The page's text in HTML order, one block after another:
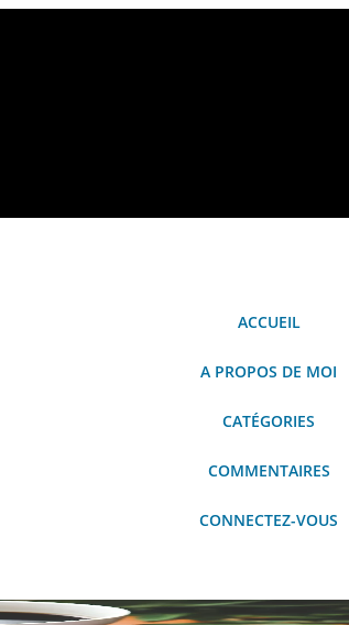
ACCUEIL
A PROPOS DE MOI
CATÉGORIES
COMMENTAIRES
CONNECTEZ-VOUS